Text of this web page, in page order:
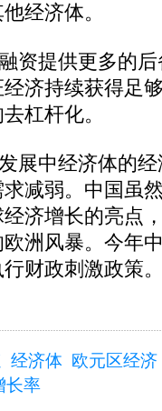
经济体。
提供更多的后
济持续获得足
杠杆化。
中经济体的经
减弱。中国虽
济增长的亮点
洲风暴。今年
财政刺激政策
经济体 欧元区经济
长率